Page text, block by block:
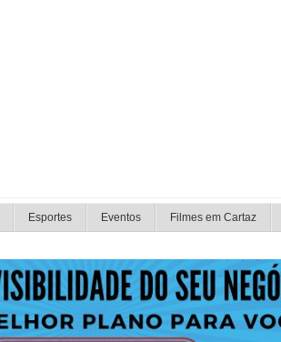
Esportes Eventos Filmes em Cartaz